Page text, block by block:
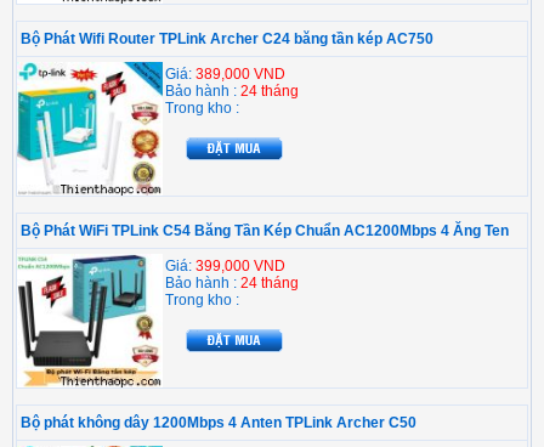
Bộ Phát Wifi Router TPLink Archer C24 băng tần kép AC750
Giá: 389,000 VND
Bảo hành : 24 tháng
Trong kho :
Bộ Phát WiFi TPLink C54 Băng Tần Kép Chuẩn AC1200Mbps 4 Ăng Ten
Giá: 399,000 VND
Bảo hành : 24 tháng
Trong kho :
Bộ phát không dây 1200Mbps 4 Anten TPLink Archer C50